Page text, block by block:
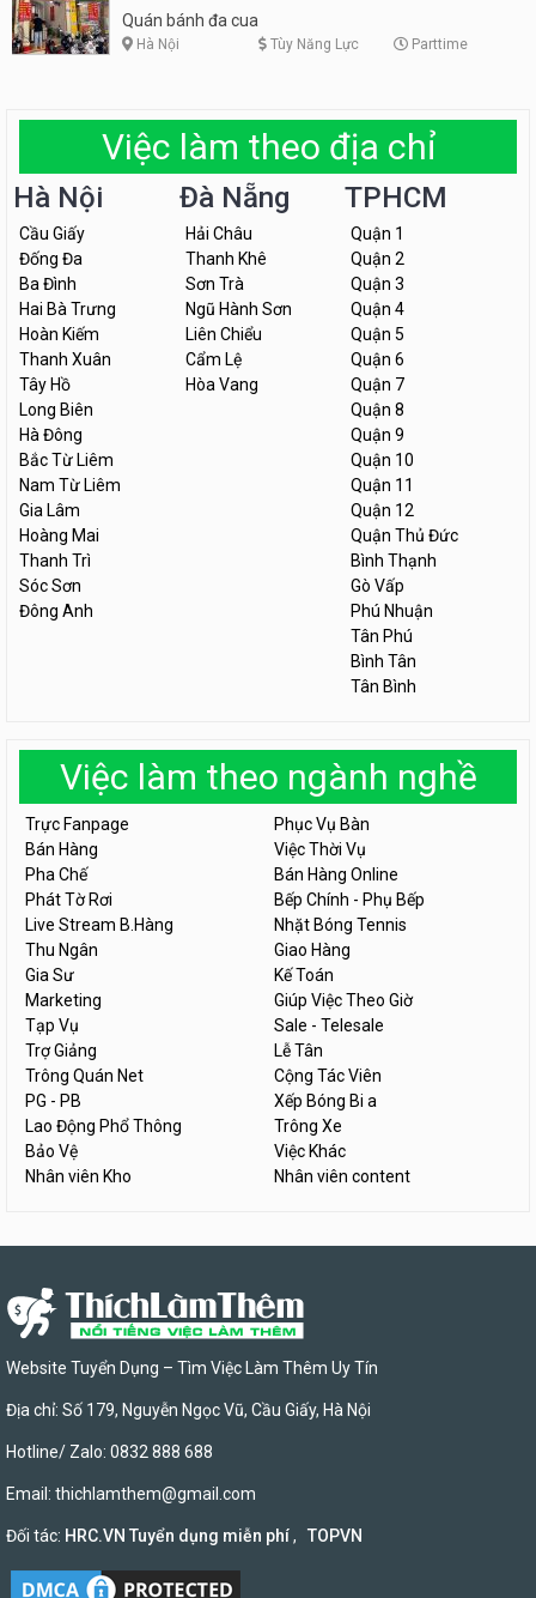
Quán bánh đa cua
Hà Nội Tùy Năng Lực Parttime
Việc làm theo địa chỉ
Hà Nội
Cầu Giấy
Đống Đa
Ba Đình
Hai Bà Trưng
Hoàn Kiếm
Thanh Xuân
Tây Hồ
Long Biên
Hà Đông
Bắc Từ Liêm
Nam Từ Liêm
Gia Lâm
Hoàng Mai
Thanh Trì
Sóc Sơn
Đông Anh
Đà Nẵng
Hải Châu
Thanh Khê
Sơn Trà
Ngũ Hành Sơn
Liên Chiểu
Cẩm Lệ
Hòa Vang
TPHCM
Quận 1
Quận 2
Quận 3
Quận 4
Quận 5
Quận 6
Quận 7
Quận 8
Quận 9
Quận 10
Quận 11
Quận 12
Quận Thủ Đức
Bình Thạnh
Gò Vấp
Phú Nhuận
Tân Phú
Bình Tân
Tân Bình
Việc làm theo ngành nghề
Trực Fanpage
Phục Vụ Bàn
Bán Hàng
Việc Thời Vụ
Pha Chế
Bán Hàng Online
Phát Tờ Rơi
Bếp Chính - Phụ Bếp
Live Stream B.Hàng
Nhặt Bóng Tennis
Thu Ngân
Giao Hàng
Gia Sư
Kế Toán
Marketing
Giúp Việc Theo Giờ
Tạp Vụ
Sale - Telesale
Trợ Giảng
Lễ Tân
Trông Quán Net
Cộng Tác Viên
PG - PB
Xếp Bóng Bi a
Lao Động Phổ Thông
Trông Xe
Bảo Vệ
Việc Khác
Nhân viên Kho
Nhân viên content
Website Tuyển Dụng – Tìm Việc Làm Thêm Uy Tín
Địa chỉ: Số 179, Nguyễn Ngọc Vũ, Cầu Giấy, Hà Nội
Hotline/ Zalo: 0832 888 688
Email: thichlamthem@gmail.com
Đối tác: HRC.VN Tuyển dụng miễn phí, TOPVN